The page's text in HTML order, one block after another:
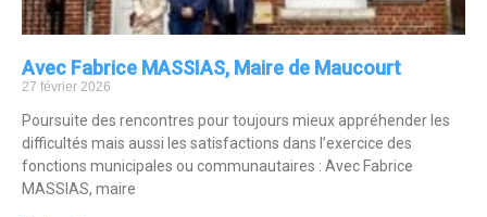
Avec Fabrice MASSIAS, Maire de Maucourt
27 février 2026
Poursuite des rencontres pour toujours mieux appréhender les
difficultés mais aussi les satisfactions dans l’exercice des
fonctions municipales ou communautaires : Avec Fabrice
MASSIAS, maire